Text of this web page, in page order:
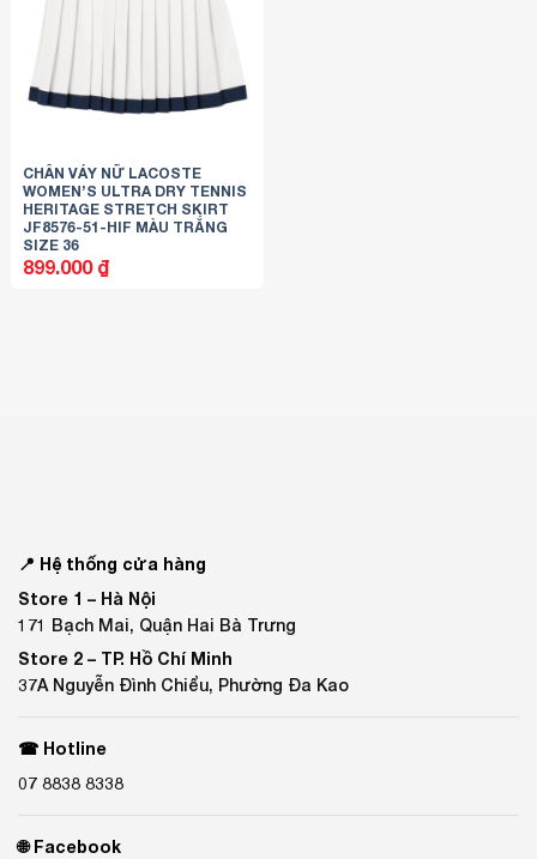
CHÂN VÁY NỮ LACOSTE
WOMEN’S ULTRA DRY TENNIS
HERITAGE STRETCH SKIRT
JF8576-51-HIF MÀU TRẮNG
SIZE 36
899.000 ₫
📍 Hệ thống cửa hàng
Store 1 – Hà Nội
171 Bạch Mai, Quận Hai Bà Trưng
Store 2 – TP. Hồ Chí Minh
37A Nguyễn Đình Chiểu, Phường Đa Kao
☎ Hotline
07 8838 8338
🌐 Facebook